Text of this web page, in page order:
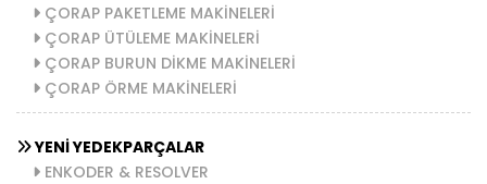
ÇORAP PAKETLEME MAKİNELERİ
ÇORAP ÜTÜLEME MAKİNELERİ
ÇORAP BURUN DİKME MAKİNELERİ
ÇORAP ÖRME MAKİNELERİ
YENİ YEDEKPARÇALAR
ENKODER & RESOLVER